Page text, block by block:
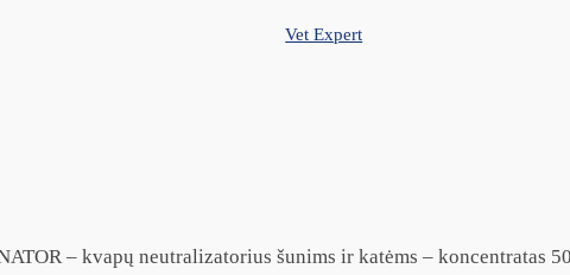
Vet Expert
– kvapų neutralizatorius šunims ir katėms – koncentratas